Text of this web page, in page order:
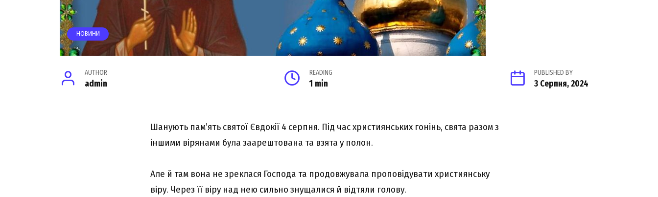
НОВИНИ
AUTHOR
admin
READING
1 min
PUBLISHED BY
3 Серпня, 2024
Шанують пам’ять святої Євдокії 4 серпня. Під час християнських гонінь, свята разом з
іншими вірянами була заарештована та взята у полон.
Але й там вона не зреклася Господа та продовжувала проповідувати християнську
віру. Через її віру над нею сильно знущалися й відтяли голову.